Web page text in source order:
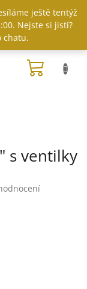
ještě tentýž
Nejste si jistí?
chatu.
s ventilky